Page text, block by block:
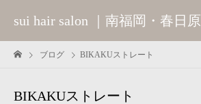
sui hair salon ｜南福岡・春日原
ブログ BIKAKUストレート
BIKAKUストレート